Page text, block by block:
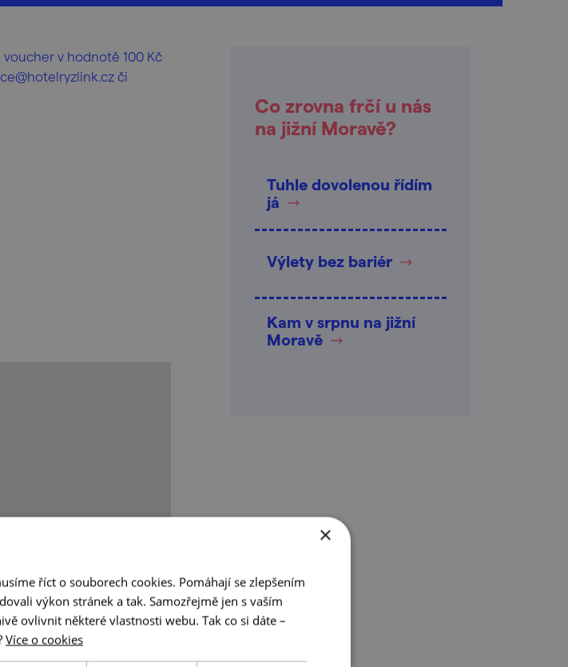
v hodnotě 100 Kč
či
Leaflet| © Seznam.cz a.s. a další
Co zrovna frčí u nás
na jižní Moravě?
Tuhle dovolenou řídím
já
Výlety bez bariér
Kam v srpnu na jižní
Moravě
×
říct o souborech cookies. Pomáhají se zlepšením
výkon stránek a tak. Samozřejmě jen s vaším
ovlivnit některé vlastnosti webu. Tak co si dáte –
Více o cookies